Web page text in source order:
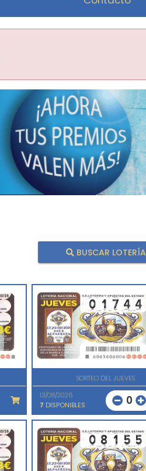
BUSCAR LOTERÍA
SORTEO DEL JUEVES
13/08/2026
7 DISPONIBLES 0